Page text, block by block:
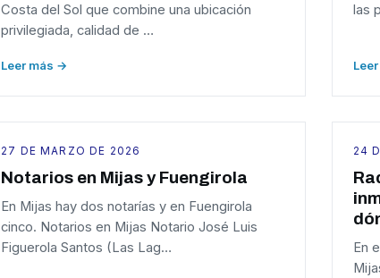
Costa del Sol que combine una ubicación
privilegiada, calidad de …
Leer más →
las
27 DE MARZO DE 2026
Notarios en Mijas y Fuengirola
En Mijas hay dos notarías y en Fuengirola
cinco. Notarios en Mijas Notario José Luis
Figuerola Santos (Las Lag…
24
En